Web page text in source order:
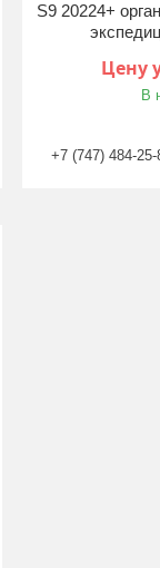
S9 20224+
Цену
В
+7 (747) 484-25-